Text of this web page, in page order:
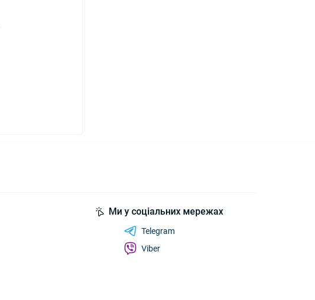
Ми у соціальних мережах
Telegram
Viber